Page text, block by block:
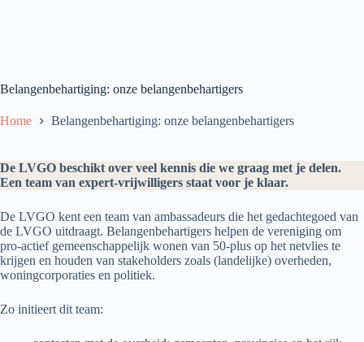
Belangenbehartiging: onze belangenbehartigers
Home Belangenbehartiging: onze belangenbehartigers
De LVGO beschikt over veel kennis die we graag met je delen.
Een team van expert-vrijwilligers staat voor je klaar.
De LVGO kent een team van ambassadeurs die het gedachtegoed van
de LVGO uitdraagt. Belangenbehartigers helpen de vereniging om
pro-actief gemeenschappelijk wonen van 50-plus op het netvlies te
krijgen en houden van stakeholders zoals (landelijke) overheden,
woningcorporaties en politiek.
Zo initieert dit team: